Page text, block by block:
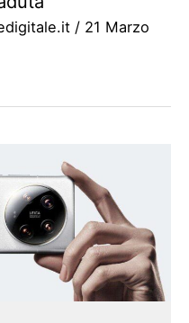
/ 21 Marzo